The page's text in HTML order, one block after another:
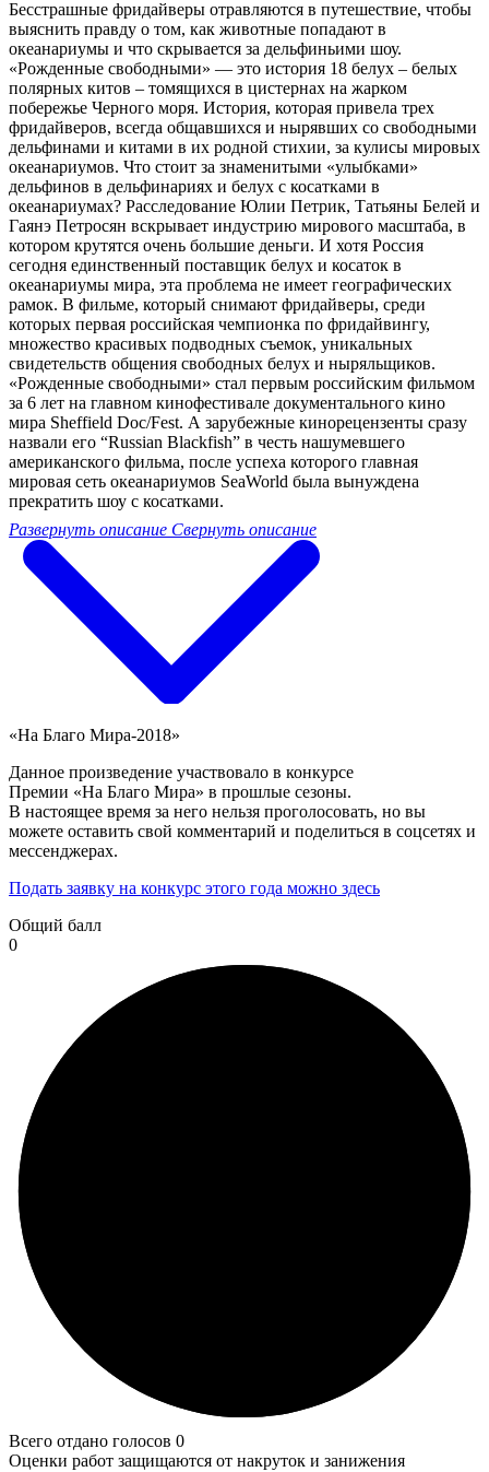
Бесстрашные фридайверы отравляются в путешествие, чтобы
выяснить правду о том, как животные попадают в
океанариумы и что скрывается за дельфиньими шоу.
«Рожденные свободными» — это история 18 белух – белых
полярных китов – томящихся в цистернах на жарком
побережье Черного моря. История, которая привела трех
фридайверов, всегда общавшихся и нырявших со свободными
дельфинами и китами в их родной стихии, за кулисы мировых
океанариумов. Что стоит за знаменитыми «улыбками»
дельфинов в дельфинариях и белух с косатками в
океанариумах? Расследование Юлии Петрик, Татьяны Белей и
Гаянэ Петросян вскрывает индустрию мирового масштаба, в
котором крутятся очень большие деньги. И хотя Россия
сегодня единственный поставщик белух и косаток в
океанариумы мира, эта проблема не имеет географических
рамок. В фильме, который снимают фридайверы, среди
которых первая российская чемпионка по фридайвингу,
множество красивых подводных съемок, уникальных
свидетельств общения свободных белух и ныряльщиков.
«Рожденные свободными» стал первым российским фильмом
за 6 лет на главном кинофестивале документального кино
мира Sheffield Doc/Fest. А зарубежные кинорецензенты сразу
назвали его “Russian Blackfish” в честь нашумевшего
американского фильма, после успеха которого главная
мировая сеть океанариумов SeaWorld была вынуждена
прекратить шоу с косатками.
Развернуть описание Свернуть описание
«На Благо Мира-2018»
Данное произведение участвовало в конкурсе
Премии «На Благо Мира» в прошлые сезоны.
В настоящее время за него нельзя проголосовать, но вы
можете оставить свой комментарий и поделиться в соцсетях и
мессенджерах.
Подать заявку на конкурс этого года можно здесь
Общий балл
0
Всего отдано голосов 0
Оценки работ защищаются от накруток и занижения